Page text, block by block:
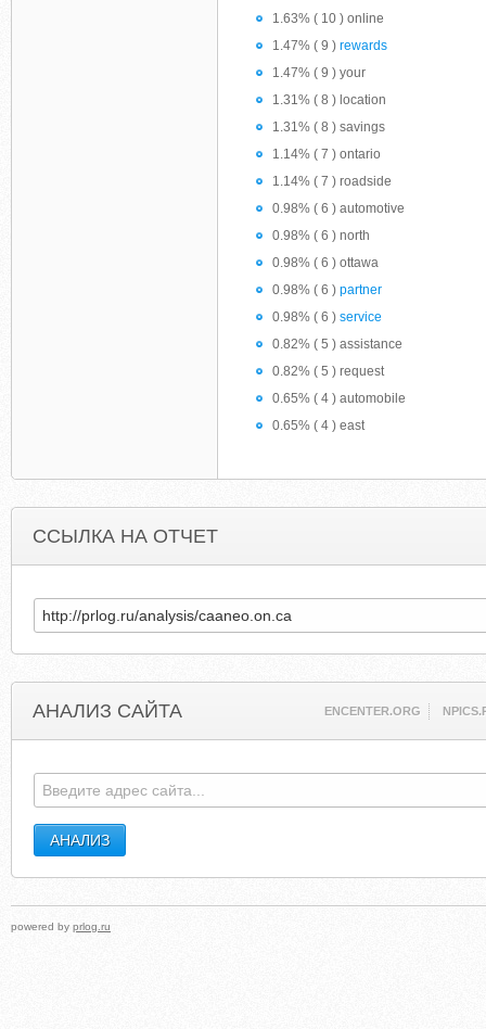
1.63% ( 10 ) online
1.47% ( 9 ) rewards
1.47% ( 9 ) your
1.31% ( 8 ) location
1.31% ( 8 ) savings
1.14% ( 7 ) ontario
1.14% ( 7 ) roadside
0.98% ( 6 ) automotive
0.98% ( 6 ) north
0.98% ( 6 ) ottawa
0.98% ( 6 ) partner
0.98% ( 6 ) service
0.82% ( 5 ) assistance
0.82% ( 5 ) request
0.65% ( 4 ) automobile
0.65% ( 4 ) east
ССЫЛКА НА ОТЧЕТ
АНАЛИЗ САЙТА ENCENTER.ORG
powered by prlog.ru